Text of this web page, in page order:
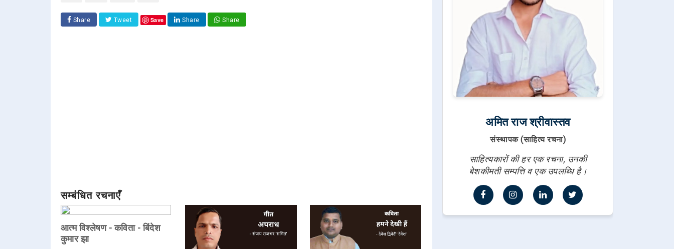
Share Tweet Save Share Share
सम्बंधित रचनाएँ
आत्म विश्लेषण - कविता - बिंदेश
कुमार झा
अमित राज श्रीवास्तव
संस्थापक (साहित्य रचना)
साहित्यकारों की हर एक रचना, उनकी
बेशकीमती सम्पत्ति व एक उपलब्धि है।